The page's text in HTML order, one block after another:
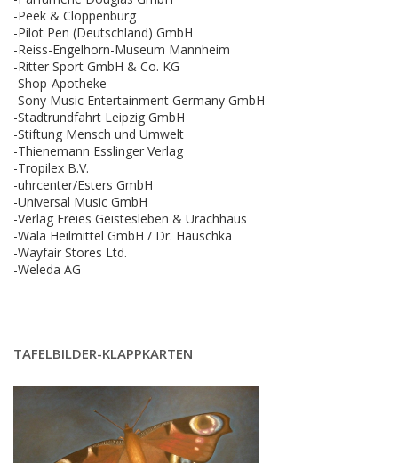
-Peek & Cloppenburg
-Pilot Pen (Deutschland) GmbH
-Reiss-Engelhorn-Museum Mannheim
-Ritter Sport GmbH & Co. KG
-Shop-Apotheke
-Sony Music Entertainment Germany GmbH
-Stadtrundfahrt Leipzig GmbH
-Stiftung Mensch und Umwelt
-Thienemann Esslinger Verlag
-Tropilex B.V.
-uhrcenter/Esters GmbH
-Universal Music GmbH
-Verlag Freies Geistesleben & Urachhaus
-Wala Heilmittel GmbH / Dr. Hauschka
-Wayfair Stores Ltd.
-Weleda AG
TAFELBILDER-KLAPPKARTEN